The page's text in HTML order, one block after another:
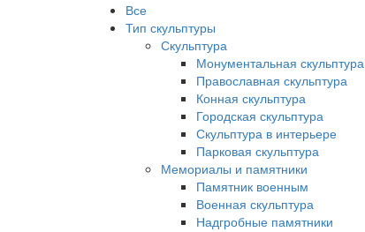
Все
Тип скульптуры
Скульптура
Монументальная скульптура
Православная скульптура
Конная скульптура
Городская скульптура
Скульптура в интерьере
Парковая скульптура
Мемориалы и памятники
Памятник военным
Военная скульптура
Надгробные памятники